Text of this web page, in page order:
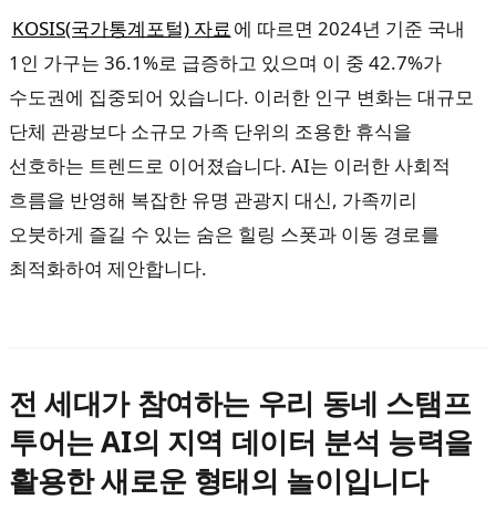
KOSIS(국가통계포털) 자료에 따르면 2024년 기준 국내
1인 가구는 36.1%로 급증하고 있으며 이 중 42.7%가
수도권에 집중되어 있습니다. 이러한 인구 변화는 대규모
단체 관광보다 소규모 가족 단위의 조용한 휴식을
선호하는 트렌드로 이어졌습니다. AI는 이러한 사회적
흐름을 반영해 복잡한 유명 관광지 대신, 가족끼리
오붓하게 즐길 수 있는 숨은 힐링 스폿과 이동 경로를
최적화하여 제안합니다.
전 세대가 참여하는 우리 동네 스탬프
투어는 AI의 지역 데이터 분석 능력을
활용한 새로운 형태의 놀이입니다